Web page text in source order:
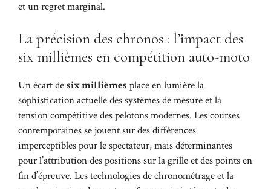
et un regret marginal.
La précision des chronos : l’impact des
six millièmes en compétition auto-moto
Un écart desix millièmes place en lumière la
sophistication actuelle des systèmes de mesure et la
tension compétitive des pelotons modernes. Les courses
contemporaines se jouent sur des différences
imperceptibles pour le spectateur, mais déterminantes
pour l’attribution des positions sur la grille et des points en
fin d’épreuve. Les technologies de chronométrage et la